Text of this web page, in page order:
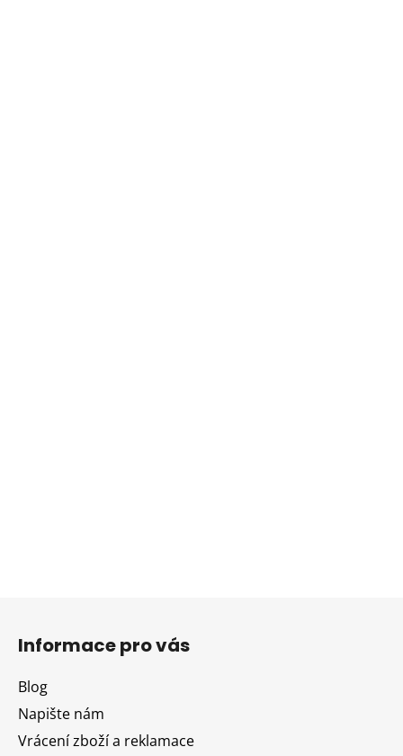
Informace pro vás
Blog
Napište nám
Vrácení zboží a reklamace